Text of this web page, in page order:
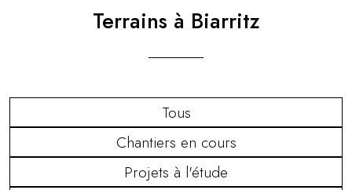
Terrains à Biarritz
Tous
Chantiers en cours
Projets à l'étude